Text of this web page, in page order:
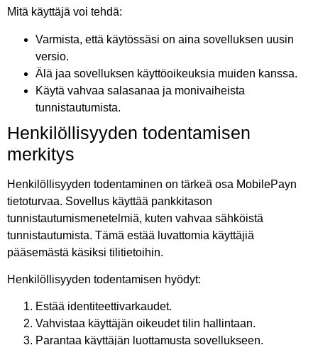
Mitä käyttäjä voi tehdä:
Varmista, että käytössäsi on aina sovelluksen uusin
versio.
Älä jaa sovelluksen käyttöoikeuksia muiden kanssa.
Käytä vahvaa salasanaa ja monivaiheista
tunnistautumista.
Henkilöllisyyden todentamisen
merkitys
Henkilöllisyyden todentaminen on tärkeä osa MobilePayn
tietoturvaa. Sovellus käyttää pankkitason
tunnistautumismenetelmiä, kuten vahvaa sähköistä
tunnistautumista. Tämä estää luvattomia käyttäjiä
pääsemästä käsiksi tilitietoihin.
Henkilöllisyyden todentamisen hyödyt:
Estää identiteettivarkaudet.
Vahvistaa käyttäjän oikeudet tilin hallintaan.
Parantaa käyttäjän luottamusta sovellukseen.